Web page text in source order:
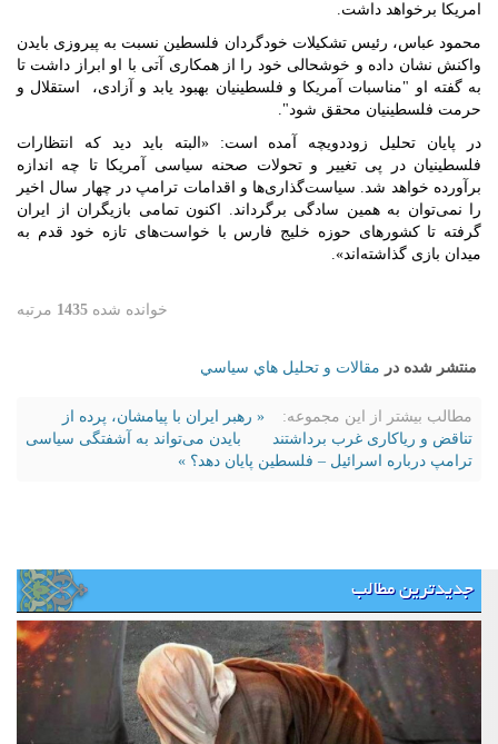
امریکا برخواهد داشت.
محمود عباس، رئیس‌ تشکیلات خودگردان فلسطین نسبت به پیروزی بایدن
واکنش نشان داده و خوشحالی خود را از همکاری آتی با او ابراز داشت تا
به گفته او "مناسبات آمریکا و فلسطینیان بهبود یابد و آزادی، استقلال و
حرمت فلسطینیان محقق شود".
در پایان تحلیل زوددویچه آمده است: «البته باید دید که انتظارات
فلسطینیان در پی تغییر و تحولات صحنه سیاسی آمریکا تا چه ‌اندازه
برآورده خواهد شد. سیاست‌گذاری‌ها و اقدامات ترامپ در چهار سال اخیر
را نمی‌توان به همین سادگی برگرداند. اکنون تمامی بازیگران از ایران
گرفته تا کشورهای حوزه خلیج فارس با خواست‌های تازه خود قدم به
میدان بازی گذاشته‌اند».
خوانده شده 1435 مرتبه
منتشر شده در مقالات و تحليل هاي سياسي
مطالب بیشتر از این مجموعه:
« رهبر ایران با پیامشان، پرده از
تناقض و ریاکاری غرب برداشتند
بایدن می‌تواند به آشفتگی سیاسی
ترامپ درباره اسرائیل – فلسطین پایان دهد؟ »
جدیدترین مطالب